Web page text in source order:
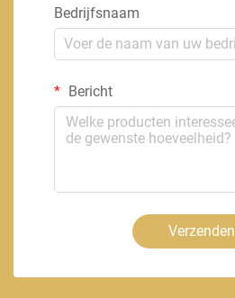
Bedrijfsnaam
Bericht
Verzenden